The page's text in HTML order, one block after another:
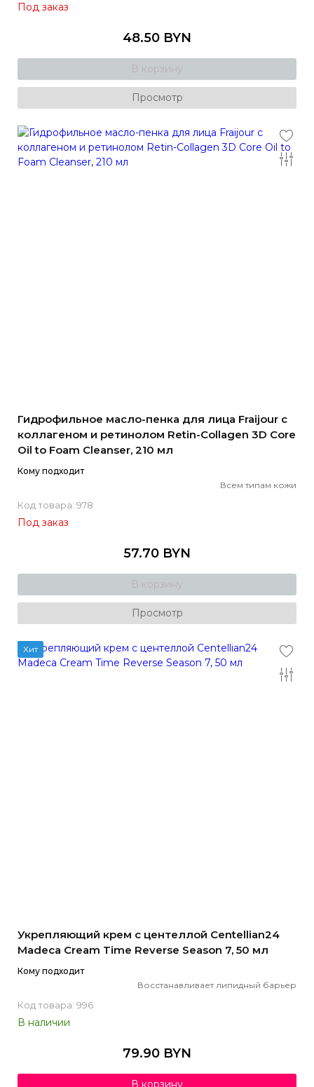
Под заказ
48.50 BYN
В корзину
Просмотр
Гидрофильное масло-пенка для лица Fraijour с
коллагеном и ретинолом Retin-Collagen 3D Core
Oil to Foam Cleanser, 210 мл
Кому подходит
Всем типам кожи
Код товара: 978
Под заказ
57.70 BYN
В корзину
Просмотр
Хит
Укрепляющий крем с центеллой Centellian24
Madeca Cream Time Reverse Season 7, 50 мл
Кому подходит
Восстанавливает липидный барьер
Код товара: 996
В наличии
79.90 BYN
В корзину